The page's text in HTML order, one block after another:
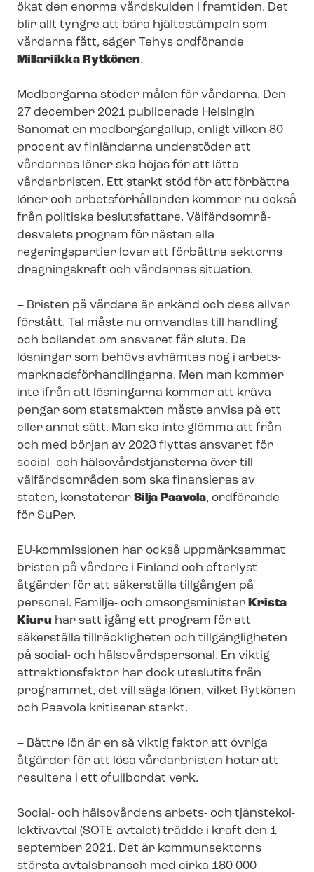
ökat den enorma vårdskulden i framtiden. Det
blir allt tyngre att bära hjältestämpeln som
vårdarna fått, säger Tehys ordförande
Millariikka Rytkönen.
Medborgarna stöder målen för vårdarna. Den
27 december 2021 publicerade Helsingin
Sanomat en medborgargallup, enligt vilken 80
procent av finländarna understöder att
vårdarnas löner ska höjas för att lätta
vårdarbristen. Ett starkt stöd för att förbättra
löner och ar­bets­för­hål­lan­den kommer nu också
från politiska beslutsfattare. Väl­färds­om­rå­
desva­lets program för nästan alla
regeringspartier lovar att förbättra sektorns
dragningskraft och vårdarnas situation.
– Bristen på vårdare är erkänd och dess allvar
förstått. Tal måste nu omvandlas till handling
och bollandet om ansvaret får sluta. De
lösningar som behövs avhämtas nog i ar­bets­
mark­nads­för­hand­ling­ar­na. Men man kommer
inte ifrån att lösningarna kommer att kräva
pengar som statsmakten måste anvisa på ett
eller annat sätt. Man ska inte glömma att från
och med början av 2023 flyttas ansvaret för
social- och häl­so­vårds­tjäns­ter­na över till
välfärdsområden som ska finansieras av
staten, konstaterar Silja Paavola, ordförande
för SuPer.
EU-kommissionen har också uppmärksammat
bristen på vårdare i Finland och efterlyst
åtgärder för att säkerställa tillgången på
personal. Familje- och omsorgsminister Krista
Kiuru har satt igång ett program för att
säkerställa tillräckligheten och tillgängligheten
på social- och häl­so­vårds­per­so­nal. En viktig
attraktionsfaktor har dock uteslutits från
programmet, det vill säga lönen, vilket Rytkönen
och Paavola kritiserar starkt.
– Bättre lön är en så viktig faktor att övriga
åtgärder för att lösa vårdarbristen hotar att
resultera i ett ofullbordat verk.
Social- och hälsovårdens arbets- och tjäns­te­kol­
lek­tivav­tal (SOTE-avtalet) trädde i kraft den 1
september 2021. Det är kommunsektorns
största avtalsbransch med cirka 180 000